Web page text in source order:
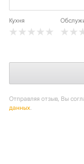
Кухня
Отправляя отзыв, Вы
данных.